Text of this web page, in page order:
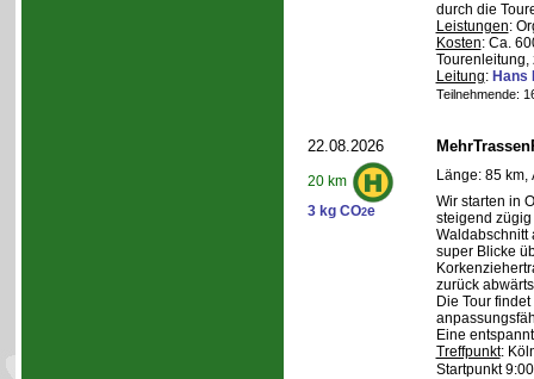
durch die
Leistungen:
Kosten: Ca.
Tourenleitung,
Leitung: Hans
Teilnehmende:
22.08.2026
20 km
3 kg CO2e
Länge: 85 km,
Wir starten in
steigend
Waldabschnitt
super Blicke
zurück
Die Tour
Eine
Treffpunkt:
Startpunkt